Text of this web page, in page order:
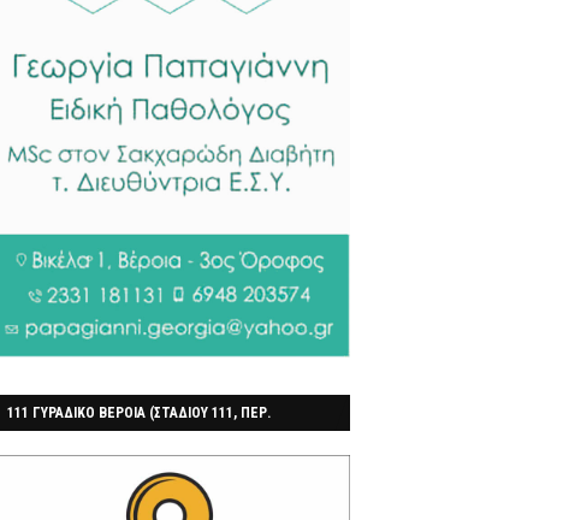
111 ΓΥΡΑΔΙΚΟ ΒΕΡΟΙΑ (ΣΤΑΔΙΟΥ 111, ΠΕΡ.